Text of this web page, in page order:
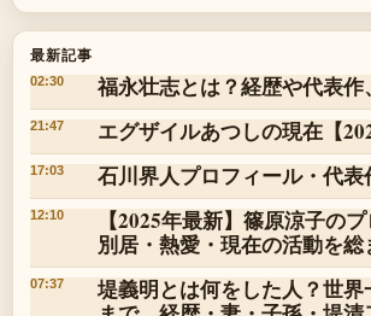
最新記事
02:30 福永壮志とは？経歴や代表
21:47 エグザイルあつしの現在【
17:03 石川界人プロフィール・代
12:10
【2025年最新】篠原涼子の
別居・熱愛・現在の活動を
07:37
堤義明とは何をした人？世